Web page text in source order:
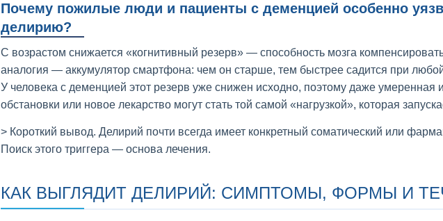
Почему пожилые люди и пациенты с деменцией особенно
делирию?
С возрастом снижается «когнитивный резерв» — способность мозга
аналогия — аккумулятор смартфона: чем он старше, тем быстрее садится при
У человека с деменцией этот резерв уже снижен исходно, поэтому даже умеренная
обстановки или новое лекарство могут стать той самой «нагрузкой», которая
> Короткий вывод. Делирий почти всегда имеет конкретный соматический или
Поиск этого триггера — основа лечения.
КАК ВЫГЛЯДИТ ДЕЛИРИЙ: СИМПТОМЫ, ФОРМЫ И